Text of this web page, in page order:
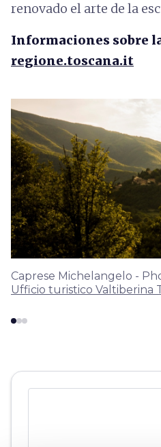
renovado el arte de la
Informaciones sobre
regione.toscana.it
Caprese Michelangelo -
Ufficio turistico Valtiberina